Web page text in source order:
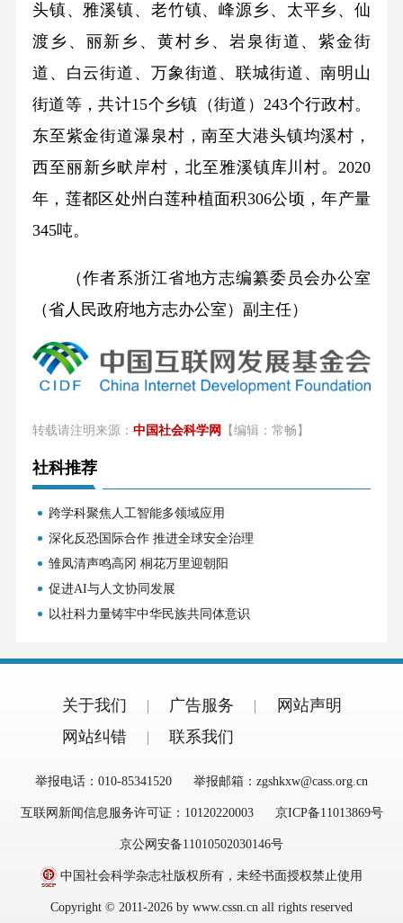
头镇、雅溪镇、老竹镇、峰源乡、太平乡、仙
渡乡、丽新乡、黄村乡、岩泉街道、紫金街
道、白云街道、万象街道、联城街道、南明山
街道等，共计15个乡镇（街道）243个行政村。
东至紫金街道瀑泉村，南至大港头镇均溪村，
西至丽新乡畎岸村，北至雅溪镇库川村。2020
年，莲都区处州白莲种植面积306公顷，年产量
345吨。
（作者系浙江省地方志编纂委员会办公室
（省人民政府地方志办公室）副主任）
转载请注明来源： 中国社会科学网 【编辑：常畅】
社科推荐
跨学科聚焦人工智能多领域应用
深化反恐国际合作 推进全球安全治理
雏凤清声鸣高冈 桐花万里迎朝阳
促进AI与人文协同发展
以社科力量铸牢中华民族共同体意识
关于我们 广告服务
网站声明
网站纠错
联系我们
举报电话：010-85341520 举报邮箱：zgshkxw@cass.org.cn
互联网新闻信息服务许可证：10120220003 京ICP备11013869号
京公网安备11010502030146号
中国社会科学杂志社版权所有，未经书面授权禁止使用
Copyright © 2011-2026 by www.cssn.cn all rights reserved